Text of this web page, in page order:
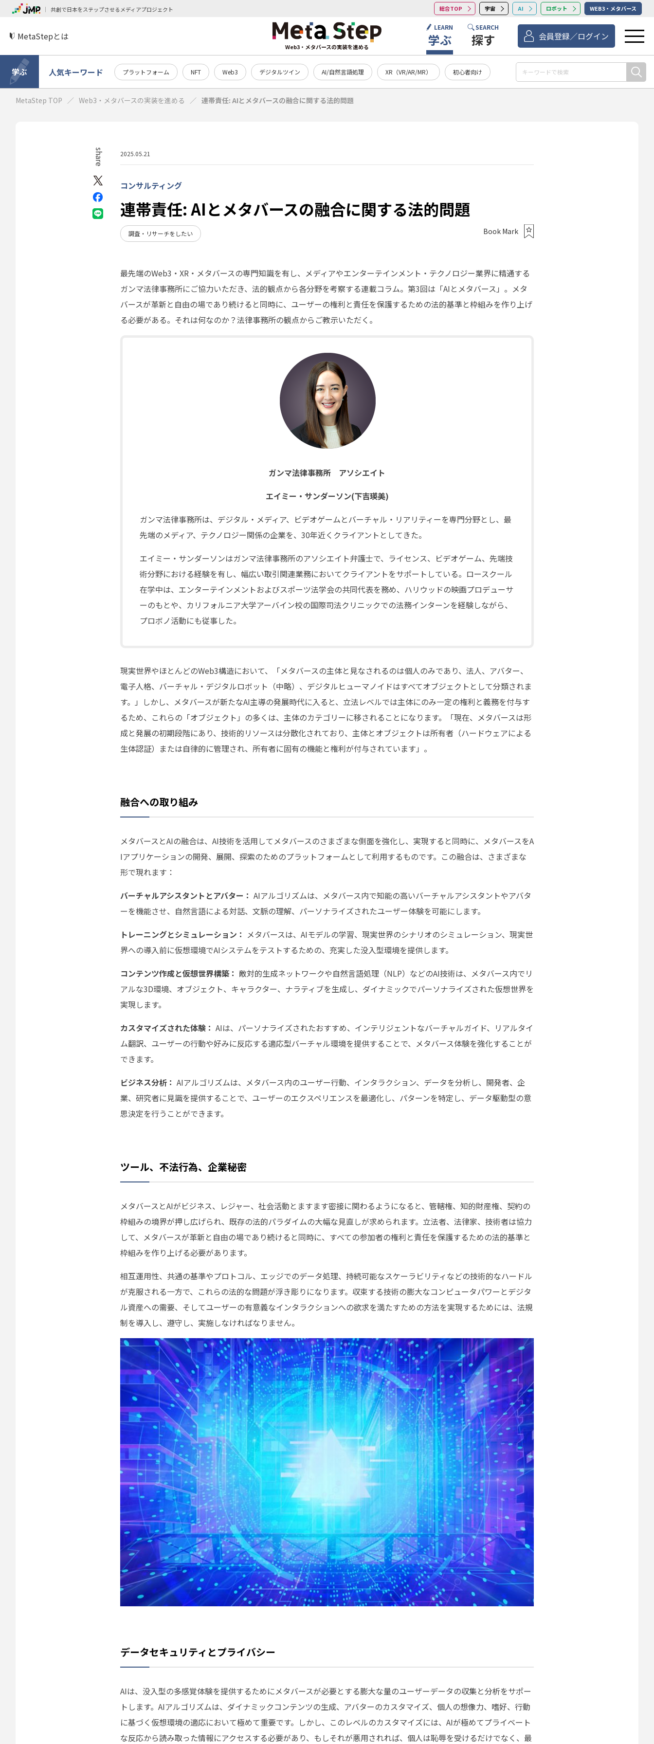
共創で日本をステップさせるメディアプロジェクト 総合TOP 宇宙 AI ロボット WEB3・メタバース
Web3・メタバースの実装を進める
MetaStepとは
LEARN
学ぶ
SEARCH
探す 会員登録／ログイン
学ぶ 人気キーワード プラットフォーム NFT Web3 デジタルツイン AI/自然言語処理 XR（VR/AR/MR） 初心者向け
MetaStep TOP Web3・メタバースの実装を進める 連帯責任: AIとメタバースの融合に関する法的問題
2025.05.21
コンサルティング
連帯責任: AIとメタバースの融合に関する法的問題
調査・リサーチをしたい Book Mark
最先端のWeb3・XR・メタバースの専門知識を有し、メディアやエンターテインメント・テクノロジー業界に精通する
ガンマ法律事務所にご協力いただき、 法的観点から各分野を考察する連載コラム。 第3回は「AIとメタバース」。メタ
バースが革新と自由の場であり続けると同時に、ユーザーの権利と責任を保護するための法的基準と枠組みを作り上げ
る必要がある。それは何なのか？法律事務所の観点からご教示いただく。
ガンマ法律事務所 アソシエイト
エイミー・サンダーソン(下吉瑛美)
ガンマ法律事務所は、デジタル・メディア、ビデオゲームとバーチャル・リアリティーを専門分野とし、最
先端のメディア、テクノロジー関係の企業を、30年近くクライアントとしてきた。
エイミー・サンダーソンはガンマ法律事務所のアソシエイト弁護士で、ライセンス、ビデオゲーム、先端技
術分野における経験を有し、幅広い取引関連業務においてクライアントをサポートしている。ロースクール
在学中は、エンターテインメントおよびスポーツ法学会の共同代表を務め、ハリウッドの映画プロデューサ
ーのもとや、カリフォルニア大学アーバイン校の国際司法クリニックでの法務インターンを経験しながら、
プロボノ活動にも従事した。
現実世界やほとんどのWeb3構造において、「メタバースの主体と見なされるのは個人のみであり、法人、アバター、
電子人格、バーチャル・デジタルロボット（中略）、デジタルヒューマノイドはすべてオブジェクトとして分類されま
す。」しかし、メタバースが新たなAI主導の発展時代に入ると、立法レベルでは主体にのみ一定の権利と義務を付与す
るため、これらの「オブジェクト」の多くは、主体のカテゴリーに移されることになります。「現在、メタバースは形
成と発展の初期段階にあり、技術的リソースは分散化されており、主体とオブジェクトは所有者（ハードウェアによる
生体認証）または自律的に管理され、所有者に固有の機能と権利が付与されています」。
融合への取り組み
メタバースとAIの融合は、AI技術を活用してメタバースのさまざまな側面を強化し、実現すると同時に、メタバースをA
Iアプリケーションの開発、展開、探索のためのプラットフォームとして利用するものです。この融合は、さまざまな
形で現れます：
バーチャルアシスタントとアバター： AIアルゴリズムは、メタバース内で知能の高いバーチャルアシスタントやアバタ
ーを機能させ、自然言語による対話、文脈の理解、パーソナライズされたユーザー体験を可能にします。
トレーニングとシミュレーション： メタバースは、AIモデルの学習、現実世界のシナリオのシミュレーション、現実世
界への導入前に仮想環境でAIシステムをテストするための、充実した没入型環境を提供します。
コンテンツ作成と仮想世界構築： 敵対的生成ネットワークや自然言語処理（NLP）などのAI技術は、メタバース内でリ
アルな3D環境、オブジェクト、キャラクター、ナラティブを生成し、ダイナミックでパーソナライズされた仮想世界を
実現します。
カスタマイズされた体験： AIは、パーソナライズされたおすすめ、インテリジェントなバーチャルガイド、リアルタイ
ム翻訳、ユーザーの行動や好みに反応する適応型バーチャル環境を提供することで、メタバース体験を強化することが
できます。
ビジネス分析： AIアルゴリズムは、メタバース内のユーザー行動、インタラクション、データを分析し、開発者、企
業、研究者に見識を提供することで、ユーザーのエクスペリエンスを最適化し、パターンを特定し、データ駆動型の意
思決定を行うことができます。
ツール、不法行為、企業秘密
メタバースとAIがビジネス、レジャー、社会活動とますます密接に関わるようになると、管轄権、知的財産権、契約の
枠組みの境界が押し広げられ、既存の法的パラダイムの大幅な見直しが求められます。立法者、法律家、技術者は協力
して、メタバースが革新と自由の場であり続けると同時に、すべての参加者の権利と責任を保護するための法的基準と
枠組みを作り上げる必要があります。
相互運用性、共通の基準やプロトコル、エッジでのデータ処理、持続可能なスケーラビリティなどの技術的なハードル
が克服される一方で、これらの法的な問題が浮き彫りになります。収束する技術の膨大なコンピュータパワーとデジタ
ル資産への需要、そしてユーザーの有意義なインタラクションへの欲求を満たすための方法を実現するためには、法規
制を導入し、遵守し、実施しなければなりません。
データセキュリティとプライバシー
AIは、没入型の多感覚体験を提供するためにメタバースが必要とする膨大な量のユーザーデータの収集と分析をサポー
トします。AIアルゴリズムは、ダイナミックコンテンツの生成、アバターのカスタマイズ、個人の想像力、嗜好、行動
に基づく仮想環境の適応において極めて重要です。しかし、このレベルのカスタマイズには、AIが極めてプライベート
な反応から読み取った情報にアクセスする必要があり、もしそれが悪用されれば、個人は恥辱を受けるだけでなく、最
share